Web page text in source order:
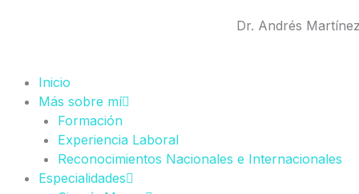
Dr. Andrés Martínez
Inicio
Más sobre mí
Formación
Experiencia Laboral
Reconocimientos Nacionales e Internacionales
Especialidades